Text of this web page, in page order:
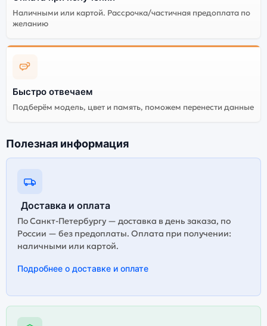
сервисов не гарантируется.
Наличными или картой. Рассрочка/частичная предоплата по
желанию
Быстро отвечаем
Подберём модель, цвет и память, поможем перенести данные
Полезная информация
Доставка и оплата
По Санкт-Петербургу — доставка в день заказа, по
России — без предоплаты. Оплата при получении:
наличными или картой.
Подробнее о доставке и оплате